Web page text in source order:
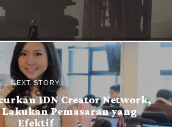
NEXT STORY
IDN Creator Network,
Pemasaran yang
Efektif